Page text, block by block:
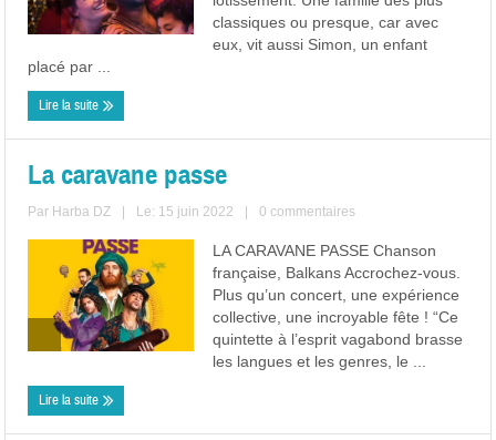
classiques ou presque, car avec
eux, vit aussi Simon, un enfant
placé par ...
Lire la suite
La caravane passe
Par Harba DZ Le: 15 juin 2022 0 commentaires
LA CARAVANE PASSE Chanson
française, Balkans Accrochez-vous.
Plus qu’un concert, une expérience
collective, une incroyable fête ! “Ce
quintette à l’esprit vagabond brasse
les langues et les genres, le ...
Lire la suite